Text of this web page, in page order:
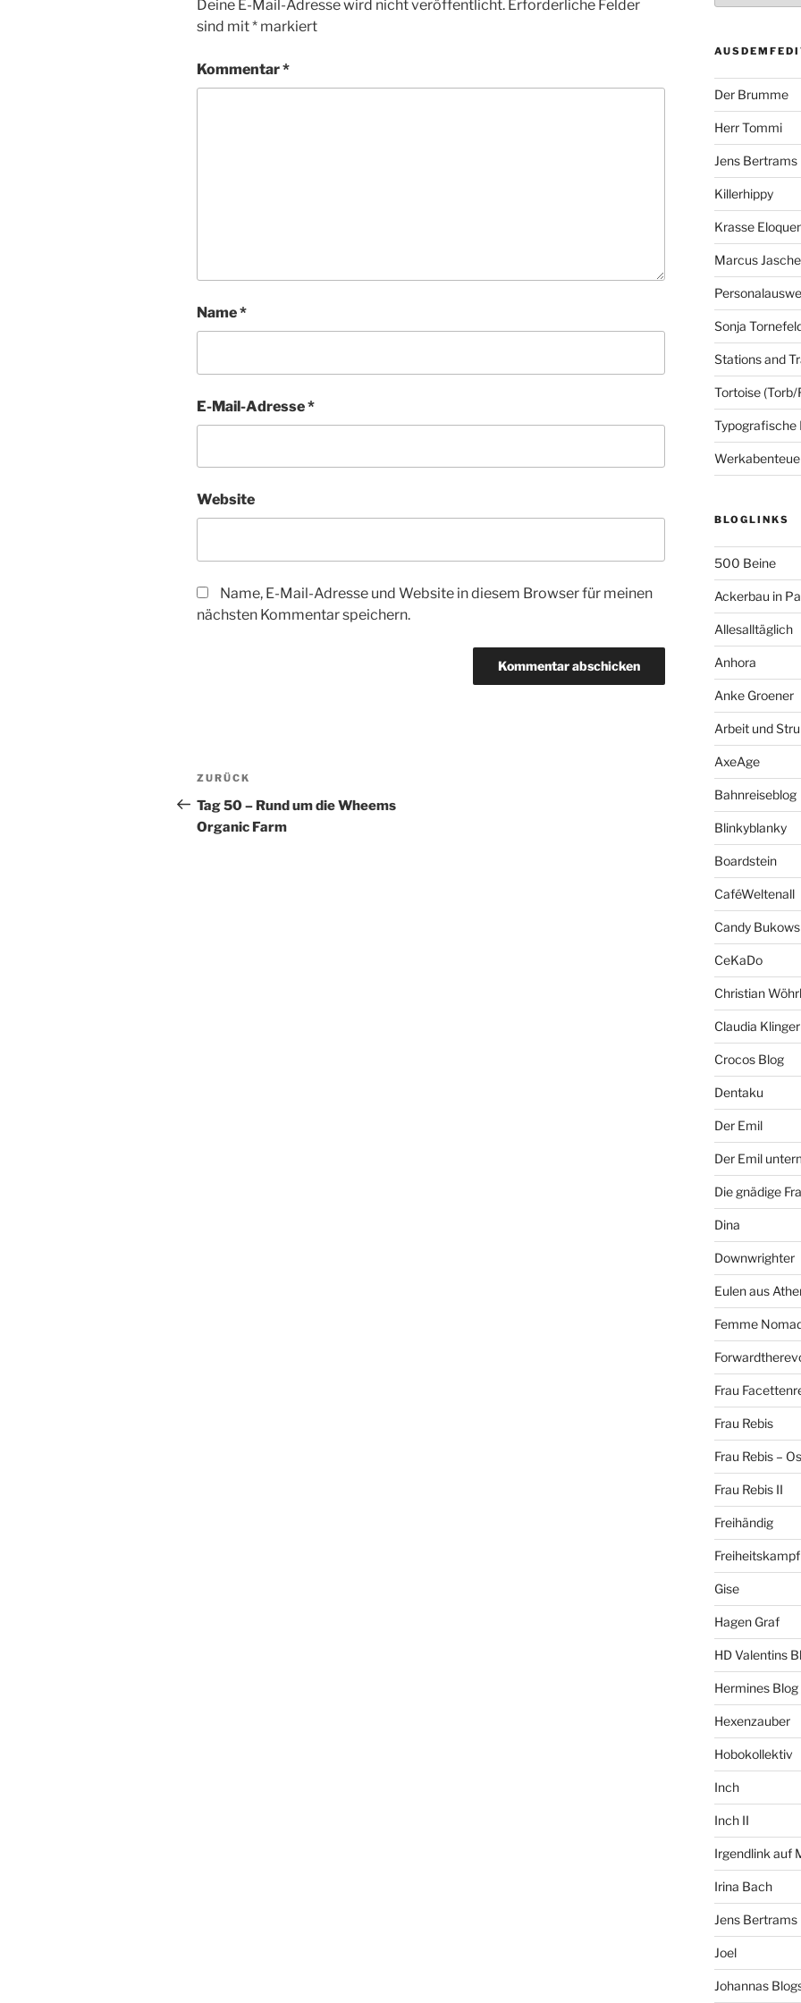
Deine E-Mail-Adresse wird nicht veröffentlicht. Erforderliche Felder
sind mit* markiert
Kommentar*
Name*
E-Mail-Adresse*
Website
Name, E-Mail-Adresse und Website in diesem Browser für meinen
nächsten Kommentar speichern.
Beitragsnavigation
Vorheriger
Beitrag
ZURÜCK
Tag 50 – Rund um die Wheems
Organic Farm
Der Brumme
Herr Tommi
Jens Bertrams
Killerhippy
Krasse
Marcus
Sonja
Stations and
Tortoise (Torb/
Typografische
BLOGLINKS
500 Beine
Ackerbau in
Allesalltäglich
Anhora
Anke Groener
Arbeit und
AxeAge
Bahnreiseblog
Blinkyblanky
Boardstein
CaféWeltenall
Candy
CeKaDo
Christian Wöhrl
Claudia Klinger
Crocos Blog
Dentaku
Der Emil
Der Emil
Die gnädige
Dina
Downwrighter
Eulen aus
Femme
Frau
Frau Rebis
Frau Rebis –
Frau Rebis II
Freihändig
Freiheitskampf
Gise
Hagen Graf
HD Valentins
Hermines Blog
Hexenzauber
Hobokollektiv
Inch
Inch II
Irgendlink auf
Irina Bach
Jens Bertrams
Joel
Johannas